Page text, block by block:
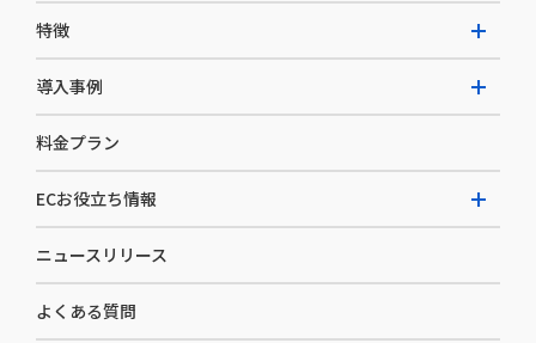
W2 Commerce BtoB
W2 Commerce Asia
AI buddy
EC運用構築支援・運用支援
カスタマーサクセス
セキュリティ
デザイン制作
コンサルティング
特徴
選ばれる理由
開発体制
導入事例
導入企業一覧
料金プラン
ECお役立ち情報
お役立ち資料
ニュースリリース
よくある質問